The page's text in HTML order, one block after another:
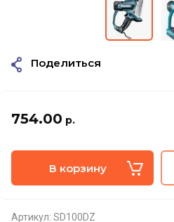
754.00 р.
В корзину
Артикул: SD100DZ
Поделиться